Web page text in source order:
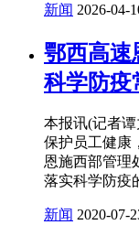
新闻 2026-04-
鄂西高速
科学防疫
本报讯(记者
保护员工健康
恩施西部管理
落实科学防疫
新闻 2020-07-